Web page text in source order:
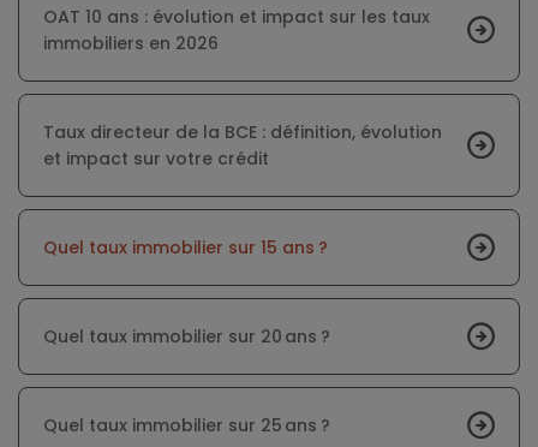
OAT 10 ans : évolution et impact sur les taux
immobiliers en 2026
Taux directeur de la BCE : définition, évolution
et impact sur votre crédit
Quel taux immobilier sur 15 ans ?
Quel taux immobilier sur 20 ans ?
Quel taux immobilier sur 25 ans ?